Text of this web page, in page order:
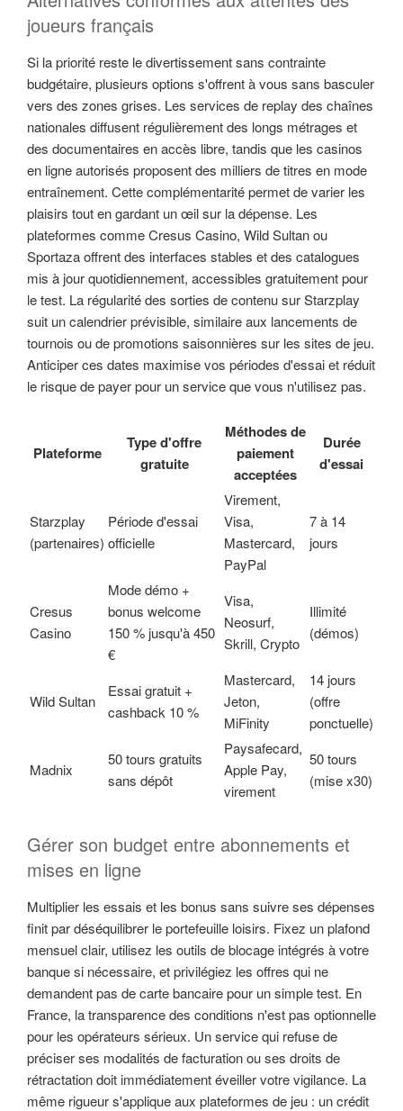
joueurs français
Si la priorité reste le divertissement sans contrainte
budgétaire, plusieurs options s'offrent à vous sans basculer
vers des zones grises. Les services de replay des chaînes
nationales diffusent régulièrement des longs métrages et
des documentaires en accès libre, tandis que les casinos
en ligne autorisés proposent des milliers de titres en mode
entraînement. Cette complémentarité permet de varier les
plaisirs tout en gardant un œil sur la dépense. Les
plateformes comme Cresus Casino, Wild Sultan ou
Sportaza offrent des interfaces stables et des catalogues
mis à jour quotidiennement, accessibles gratuitement pour
le test. La régularité des sorties de contenu sur Starzplay
suit un calendrier prévisible, similaire aux lancements de
tournois ou de promotions saisonnières sur les sites de jeu.
Anticiper ces dates maximise vos périodes d'essai et réduit
le risque de payer pour un service que vous n'utilisez pas.
Plateforme
Type d'offre
gratuite
Méthodes de
paiement
acceptées
Durée
d'essai
Starzplay
(partenaires)
Période d'essai
officielle
Virement,
Visa,
Mastercard,
PayPal
7 à 14
jours
Cresus
Casino
Mode démo +
bonus welcome
150 % jusqu'à 450
€
Visa,
Neosurf,
Skrill, Crypto
Illimité
(démos)
Wild Sultan
Essai gratuit +
cashback 10 %
Mastercard,
Jeton,
MiFinity
14 jours
(offre
ponctuelle)
Madnix
50 tours gratuits
sans dépôt
Paysafecard,
Apple Pay,
virement
50 tours
(mise x30)
Gérer son budget entre abonnements et
mises en ligne
Multiplier les essais et les bonus sans suivre ses dépenses
finit par déséquilibrer le portefeuille loisirs. Fixez un plafond
mensuel clair, utilisez les outils de blocage intégrés à votre
banque si nécessaire, et privilégiez les offres qui ne
demandent pas de carte bancaire pour un simple test. En
France, la transparence des conditions n'est pas optionnelle
pour les opérateurs sérieux. Un service qui refuse de
préciser ses modalités de facturation ou ses droits de
rétractation doit immédiatement éveiller votre vigilance. La
même rigueur s'applique aux plateformes de jeu : un crédit